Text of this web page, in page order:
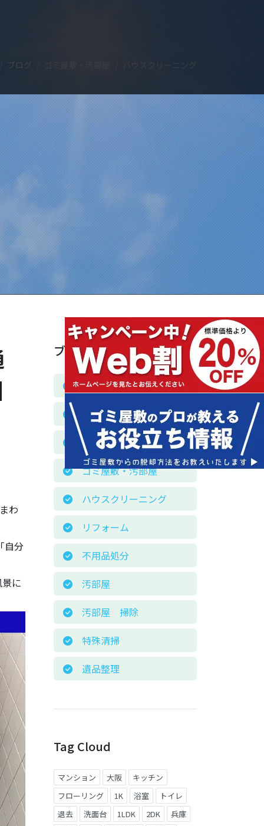
ブログ ハウスクリーニング
わ
自分
に
ブログカテゴリー
お客様の声
お役立ち情報
お知らせ
ゴミ屋敷・汚部屋
ハウスクリーニング
リフォーム
不用品処分
汚部屋
汚部屋 掃除
特殊清掃
遺品整理
Tag Cloud
マンション 大阪
キッチン
フローリング
1K 浴室
トイレ
退去
洗面台 1LDK 2DK
兵庫